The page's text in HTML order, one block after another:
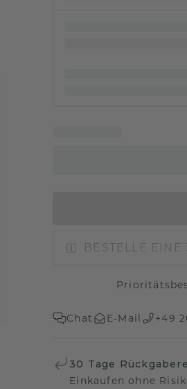
BESTELLE EINE
Chat E-Mail +49
30 Tage
Einkaufen ohne